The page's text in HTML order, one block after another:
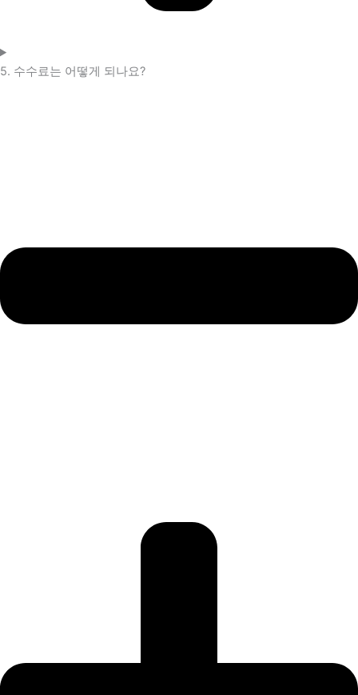
5. 수수료는 어떻게 되나요?